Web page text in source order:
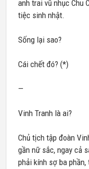
anh trai vũ nhục Chu
tiệc sinh nhật.
Sống lại sao?
Cái chết đó? (*)
—
Vinh Tranh là ai?
Chủ tịch tập đoàn
gần nữ sắc, ngay cả
phải kính sợ ba